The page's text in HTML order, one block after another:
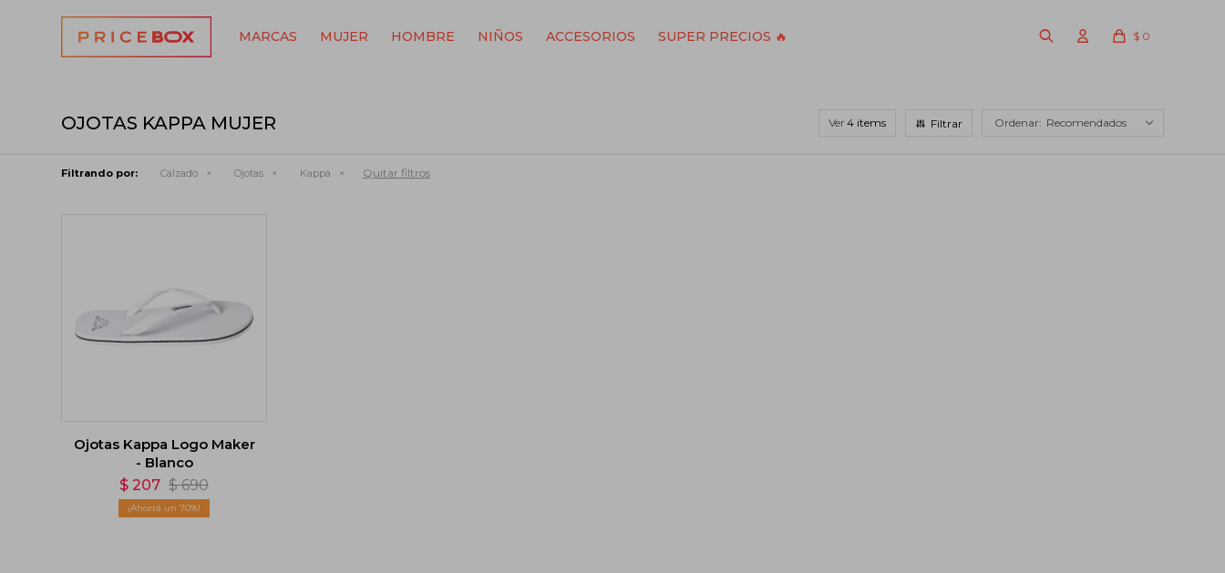
MARCAS MUJER HOMBRE NIÑOS ACCESORIOS SUPER PRECIOS 🔥 $ 0
OJOTAS KAPPA MUJER Ver Recomendados
Filtrando por: Calzado Ojotas Kappa Quitar filtros
Ojotas Kappa Logo Maker
- Blanco
$ 207 $ 690
70